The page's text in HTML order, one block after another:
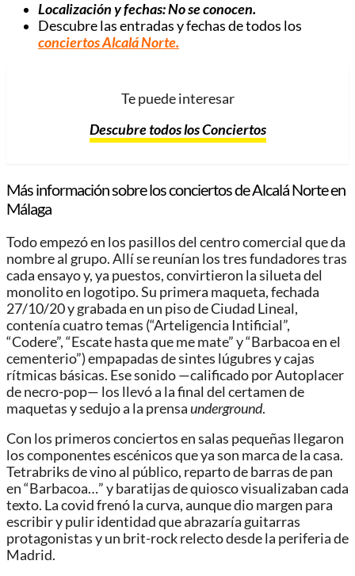
Localización y fechas: No se conocen.
Descubre las entradas y fechas de todos los
conciertos Alcalá Norte.
Te puede interesar
Descubre todos los Conciertos
Más información sobre los conciertos de Alcalá Norteen
Málaga
Todo empezó en los pasillos del centro comercial que da
nombre al grupo. Allí se reunían los tres fundadores tras
cada ensayo y, ya puestos, convirtieron la silueta del
monolito en logotipo. Su primera maqueta, fechada
27/10/20 y grabada en un piso de Ciudad Lineal,
contenía cuatro temas (“Arteligencia Intificial”,
“Codere”, “Escate hasta que me mate” y “Barbacoa en el
cementerio”) empapadas de sintes lúgubres y cajas
rítmicas básicas. Ese sonido —calificado por Autoplacer
de necro-pop— los llevó a la final del certamen de
maquetas y sedujo a la prensaunderground.
Con los primeros conciertos en salas pequeñas llegaron
los componentes escénicos que ya son marca de la casa.
Tetrabriks de vino al público, reparto de barras de pan
en “Barbacoa…” y baratijas de quiosco visualizaban cada
texto. La covid frenó la curva, aunque dio margen para
escribir y pulir identidad que abrazaría guitarras
protagonistas y un brit-rock relecto desde la periferia de
Madrid.